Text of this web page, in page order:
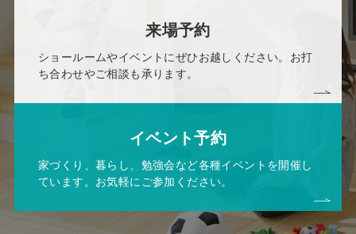
来場予約
ショールームやイベントにぜひお越しください。お打
ち合わせやご相談も承ります。
イベント予約
家づくり、暮らし、勉強会など各種イベントを開催し
ています。お気軽にご参加ください。